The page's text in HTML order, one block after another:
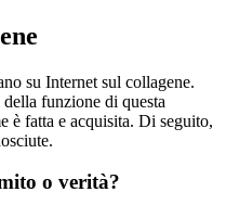
su Internet sul collagene.
funzione di questa
è fatta e acquisita. Di seguito,
o verità?